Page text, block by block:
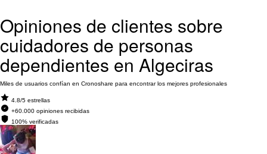
Opiniones de clientes sobre
cuidadores de personas
dependientes en Algeciras
Miles de usuarios confían en Cronoshare para encontrar los mejores profesionales
4.8/5 estrellas
+60.000 opiniones recibidas
100% verificadas